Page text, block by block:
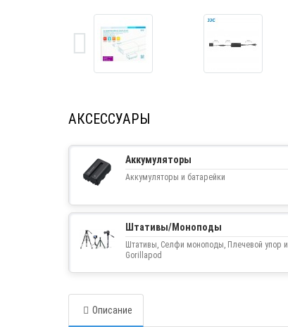
АКСЕССУАРЫ
Аккумуляторы
Аккумуляторы и батарейки
Штативы/Моноподы
Штативы, Селфи моноподы, Плечевой упор и
Gorillapod
Описание